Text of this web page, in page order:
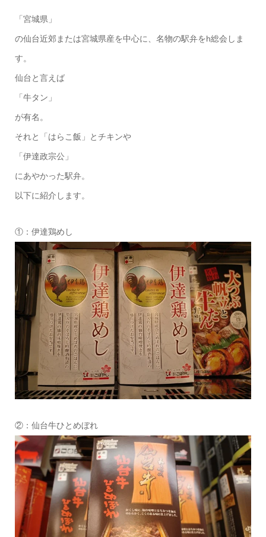
「宮城県」
の仙台近郊または宮城県産を中心に、名物の駅弁をh総会しま
す。
仙台と言えば
「牛タン」
が有名。
それと「はらこ飯」とチキンや
「伊達政宗公」
にあやかった駅弁。
以下に紹介します。
①：伊達鶏めし
②：仙台牛ひとめぼれ